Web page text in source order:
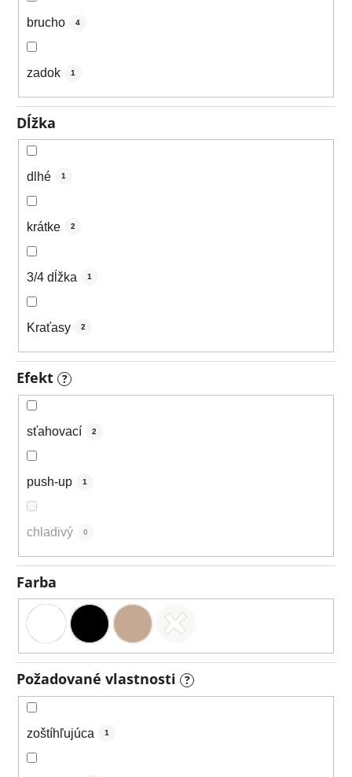
brucho 4
zadok 1
Dĺžka
dlhé 1
krátke 2
3/4 dĺžka 1
Kraťasy 2
Efekt ?
sťahovací 2
push-up 1
chladivý 0
Farba
Požadované vlastnosti ?
zoštíhľujúca 1